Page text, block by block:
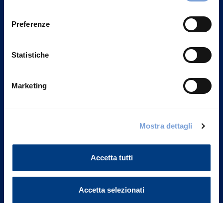
Preferenze
Statistiche
Marketing
Mostra dettagli
Accetta tutti
Accetta selezionati